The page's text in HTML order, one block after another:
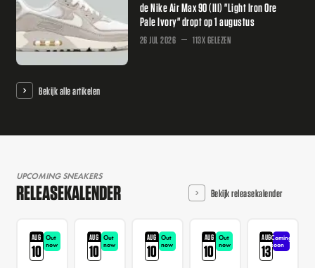
de Nike Air Max 90 (III) "Light Iron Ore
Pale Ivory" dropt op 1 augustus
26 JUL 2026 113X GELEZEN
Bekijk alle artikelen
UPCOMING SNEAKERS
RELEASEKALENDER Bekijk releasekalender
AUG
10
Out
now
AUG
10
Out
now
AUG
10
Out
now
AUG
10
Out
now
AUG
13
Coming
soon